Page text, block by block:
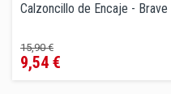
Calzoncillo de Encaje - Brave
Precio
regular
15,90 €Precio
9,54 €